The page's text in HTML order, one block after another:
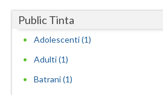
Gorj
Hunedoara
Ialomita
Public Tinta
Adolescenti (1)
Adulti (1)
Batrani (1)